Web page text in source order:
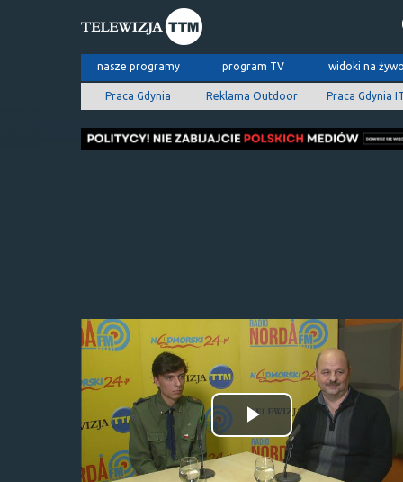
nasze programy program TV widoki na
Praca Gdynia Reklama Outdoor Praca Gdynia
Odtwórz
wideo